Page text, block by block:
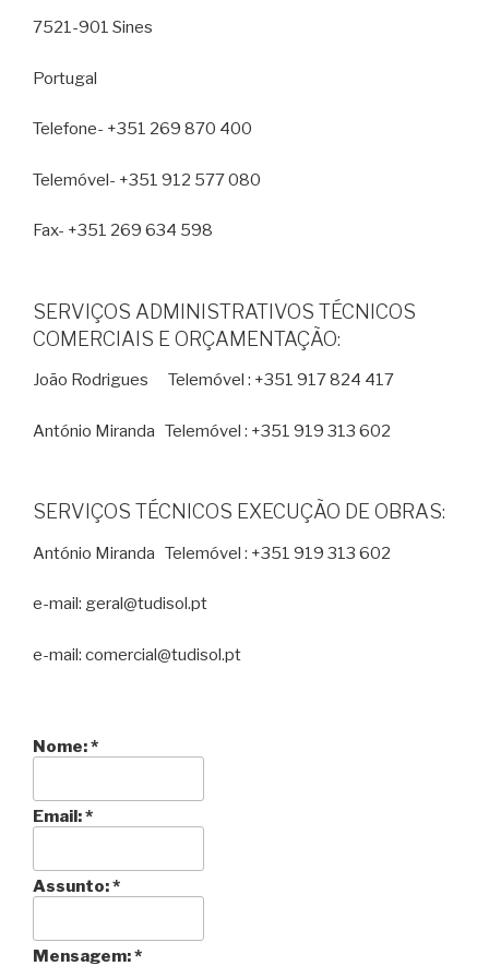
7521-901 Sines
Portugal
Telefone- +351 269 870 400
Telemóvel- +351 912 577 080
Fax- +351 269 634 598
SERVIÇOS ADMINISTRATIVOS TÉCNICOS
COMERCIAIS E ORÇAMENTAÇÃO:
João Rodrigues Telemóvel : +351 917 824 417
António Miranda Telemóvel : +351 919 313 602
SERVIÇOS TÉCNICOS EXECUÇÃO DE OBRAS:
António Miranda Telemóvel : +351 919 313 602
e-mail: geral@tudisol.pt
e-mail: comercial@tudisol.pt
Nome:*
Email:*
Assunto:*
Mensagem:*